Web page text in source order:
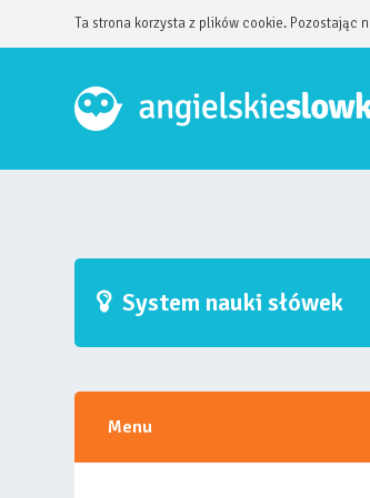
Ta strona korzysta z plików cookie. Pozostając
System nauki słówek
Menu